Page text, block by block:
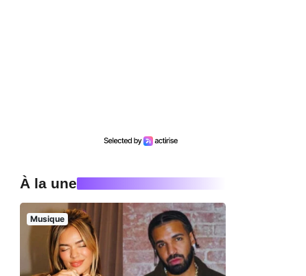
À la une
Musique